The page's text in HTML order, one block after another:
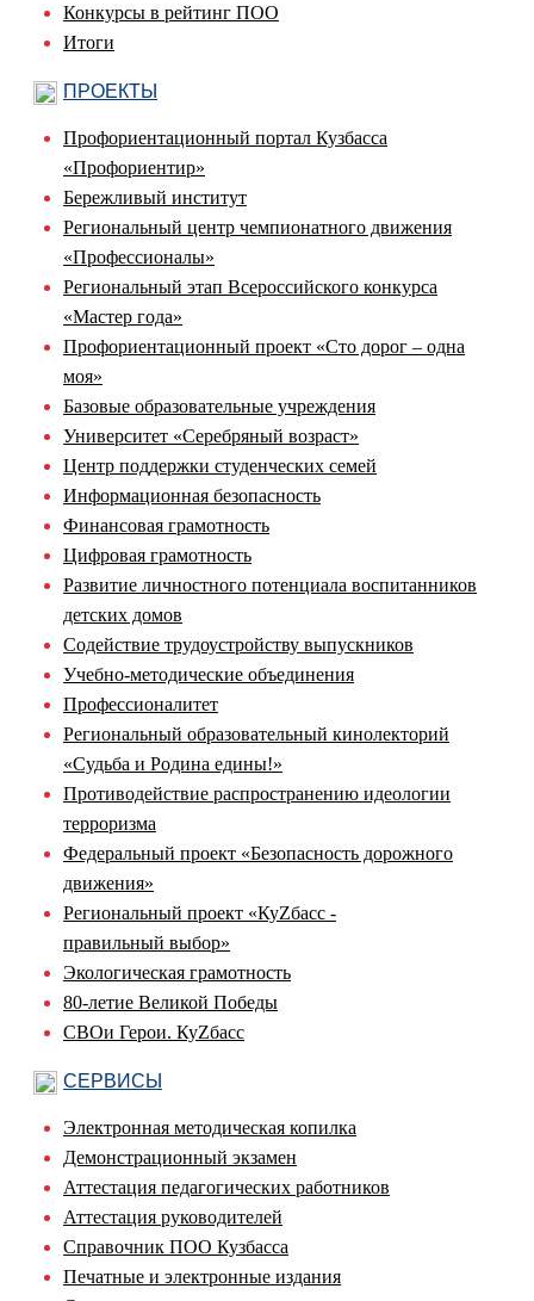
Конкурсы в рейтинг ПОО
Итоги
ПРОЕКТЫ
Профориентационный портал Кузбасса
«Профориентир»
Бережливый институт
Региональный центр чемпионатного движения
«Профессионалы»
Региональный этап Всероссийского конкурса
«Мастер года»
Профориентационный проект «Сто дорог – одна
моя»
Базовые образовательные учреждения
Университет «Серебряный возраст»
Центр поддержки студенческих семей
Информационная безопасность
Финансовая грамотность
Цифровая грамотность
Развитие личностного потенциала воспитанников
детских домов
Содействие трудоустройству выпускников
Учебно-методические объединения
Профессионалитет
Региональный образовательный кинолекторий
«Судьба и Родина едины!»
Противодействие распространению идеологии
терроризма
Федеральный проект «Безопасность дорожного
движения»
Региональный проект «КуZбасс -
правильный выбор»
Экологическая грамотность
80-летие Великой Победы
СВОи Герои. КуZбасс
СЕРВИСЫ
Электронная методическая копилка
Демонстрационный экзамен
Аттестация педагогических работников
Аттестация руководителей
Справочник ПОО Кузбасса
Печатные и электронные издания